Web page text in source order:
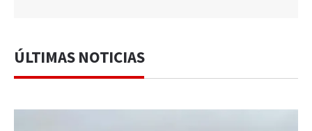
ÚLTIMAS NOTICIAS